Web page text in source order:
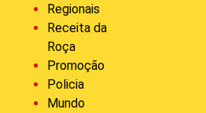
Regionais
Receita da
Roça
Promoção
Policia
Mundo